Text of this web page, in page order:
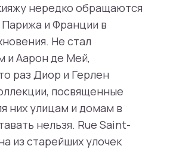
нередко обращаются
и Франции в
Не стал
и Аарон де Мей,
раз Диор и Герлен
посвященные
них улицам и домам в
нельзя. Rue Saint-
из старейших улочек